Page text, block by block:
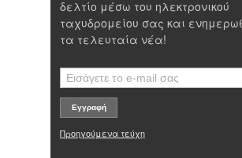
δελτίο μέσω του ηλεκτρονικού
ταχυδρομείου σας και
τα τελευταία νέα!
Προηγούμενα τεύχη